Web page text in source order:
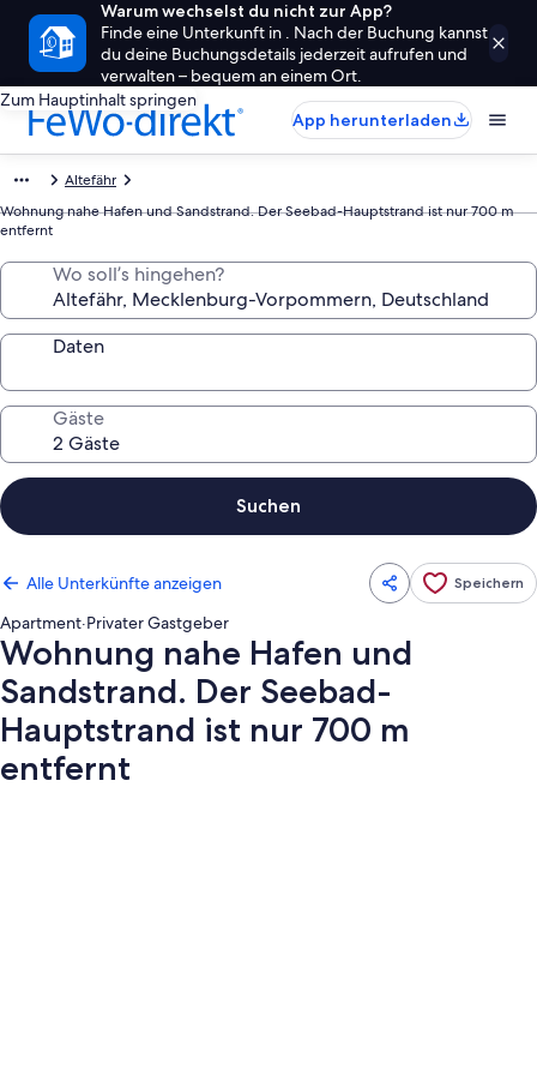
Warum wechselst du nicht zur App?
Finde eine Unterkunft in . Nach der Buchung kannst
du deine Buchungsdetails jederzeit aufrufen und
verwalten – bequem an einem Ort.
Zum Hauptinhalt springen
App herunterladen
Altefähr
Wohnung nahe Hafen und Sandstrand. Der Seebad-Hauptstrand ist nur 700 m
entfernt
Wo soll’s hingehen?
Daten
Gäste
Suchen
Alle Unterkünfte anzeigen Speichern
Apartment·Privater Gastgeber
Wohnung nahe Hafen und
Sandstrand. Der Seebad-
Hauptstrand ist nur 700 m
entfernt